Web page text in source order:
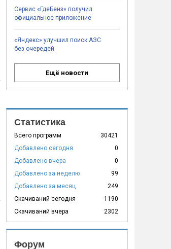
Сервис «ГдеБенз» получил
официальное приложение
«Яндекс» улучшил поиск АЗС
без очередей
Ещё новости
Статистика
Всего программ
30421
Добавлено сегодня
0
Добавлено вчера
0
Добавлено за неделю
99
Добавлено за месяц
249
Скачиваний сегодня
1190
Скачиваний вчера
2302
Форум